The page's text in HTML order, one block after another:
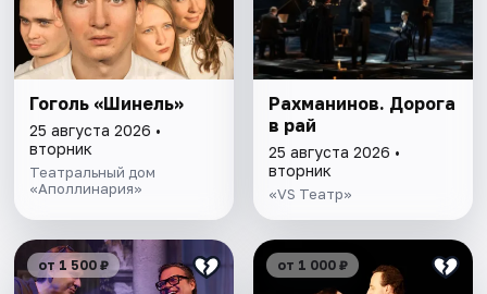
Гоголь «Шинель»
25 августа 2026 •
вторник
Театральный дом
«Аполлинария»
Рахманинов. Дорога
в рай
25 августа 2026 •
вторник
«VS Театр»
от 1 500 ₽ от 1 000 ₽